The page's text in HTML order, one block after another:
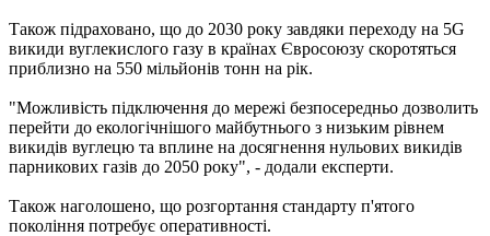
Також підраховано, що до 2030 року завдяки переходу на 5G
викиди вуглекислого газу в країнах Євросоюзу скоротяться
приблизно на 550 мільйонів тонн на рік.
"Можливість підключення до мережі безпосередньо дозволить
перейти до екологічнішого майбутнього з низьким рівнем
викидів вуглецю та вплине на досягнення нульових викидів
парникових газів до 2050 року", - додали експерти.
Також наголошено, що розгортання стандарту п'ятого
покоління потребує оперативності.